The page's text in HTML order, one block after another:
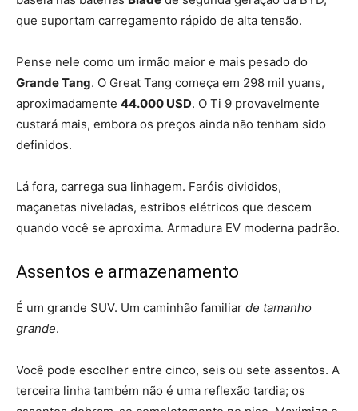
que suportam carregamento rápido de alta tensão.
Pense nele como um irmão maior e mais pesado do
Grande Tang. O Great Tang começa em 298 mil yuans,
aproximadamente 44.000 USD. O Ti 9 provavelmente
custará mais, embora os preços ainda não tenham sido
definidos.
Lá fora, carrega sua linhagem. Faróis divididos,
maçanetas niveladas, estribos elétricos que descem
quando você se aproxima. Armadura EV moderna padrão.
Assentos e armazenamento
É um grande SUV. Um caminhão familiar de tamanho
grande.
Você pode escolher entre cinco, seis ou sete assentos. A
terceira linha também não é uma reflexão tardia; os